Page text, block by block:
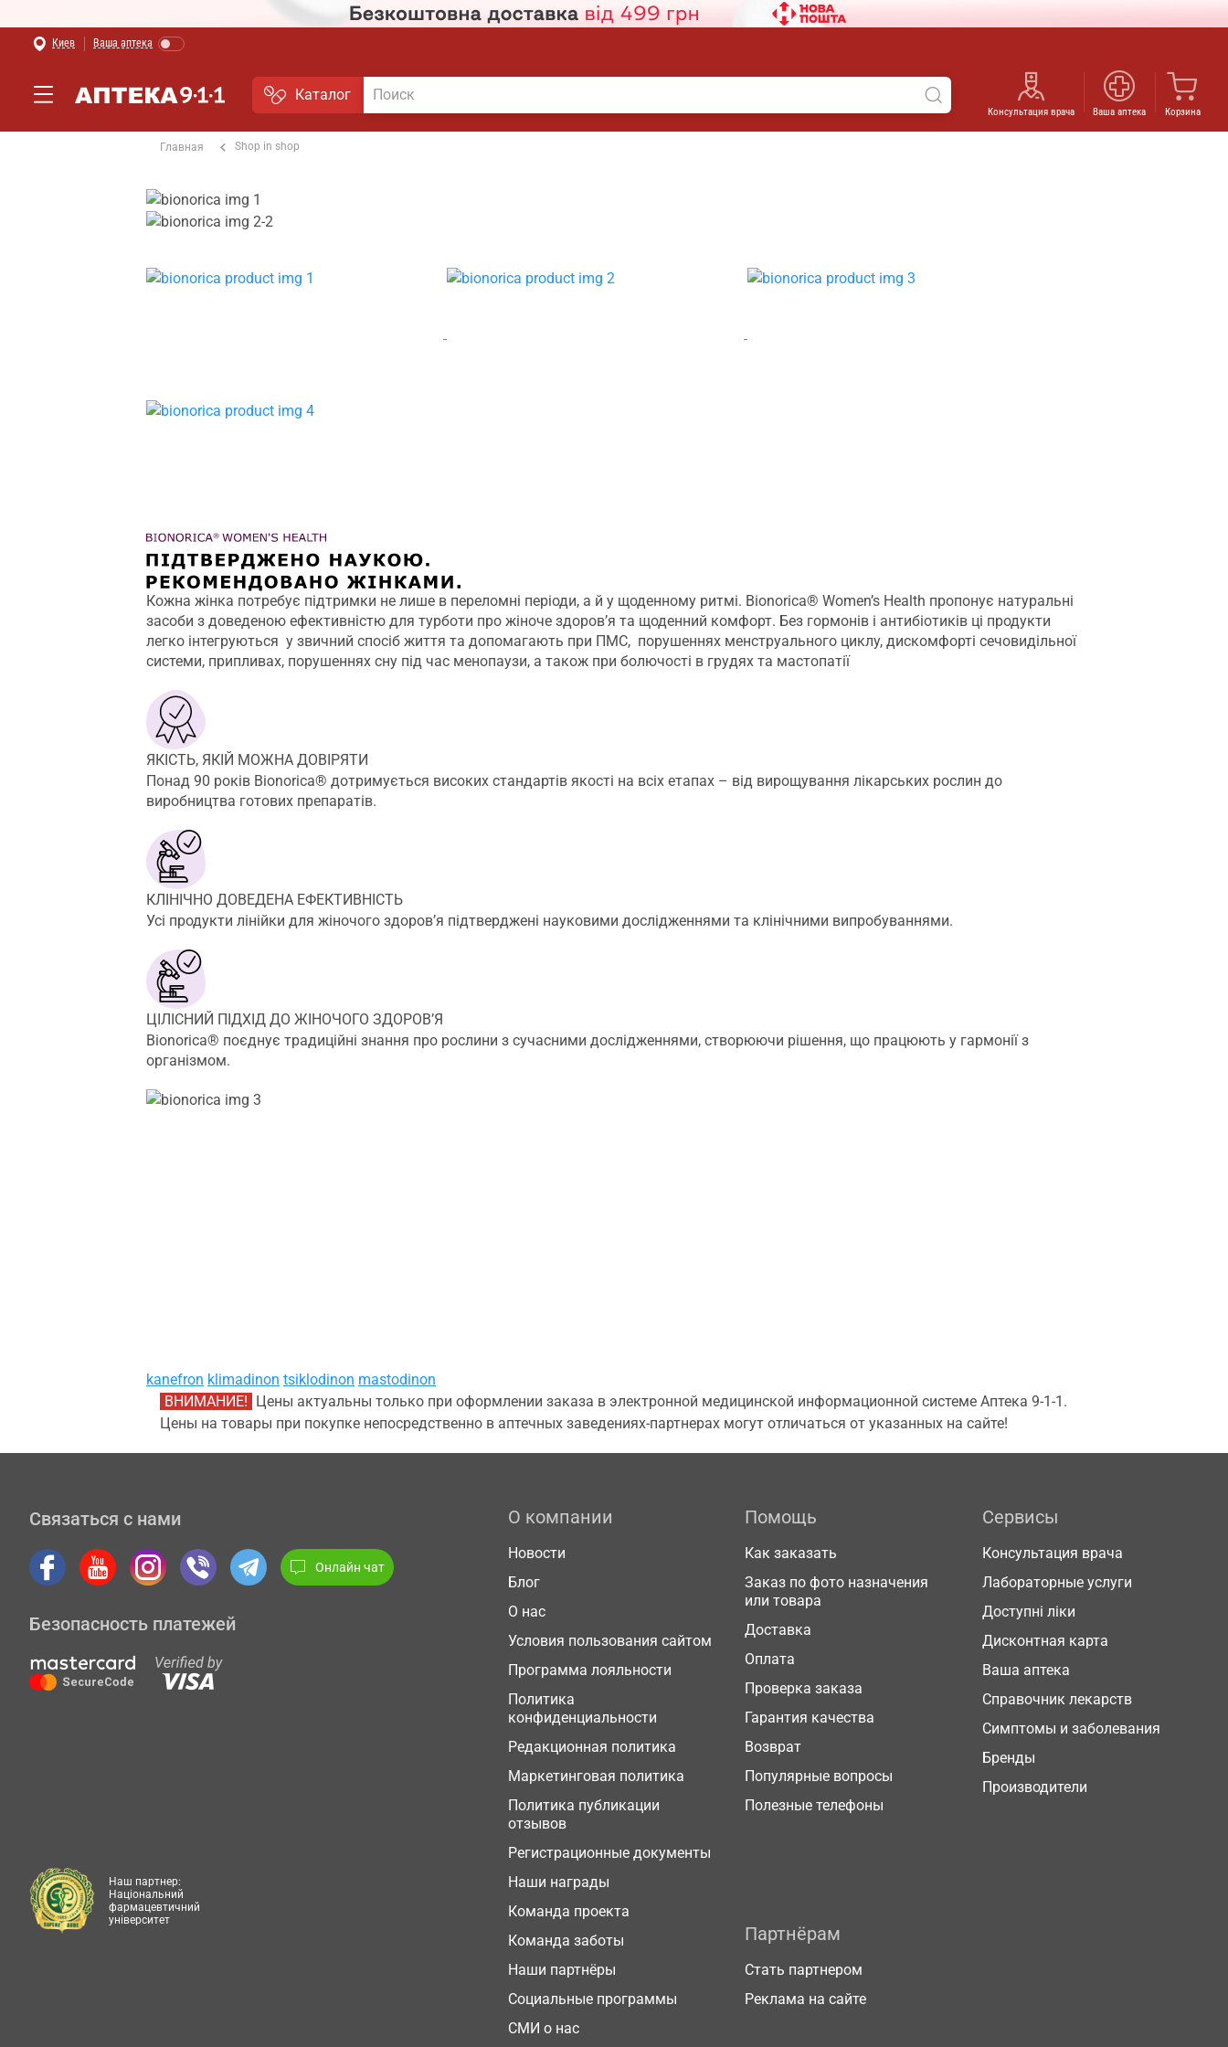
Киев Ваша аптека
Каталог
Консультация врача Ваша аптека Корзина
Главная Shop in shop
Кожна жінка потребує підтримки не лише в переломні періоди, а й у щоденному ритмі. Bionorica® Women’s Health пропонує натуральні
засоби з доведеною ефективністю для турботи про жіноче здоров’я та щоденний комфорт. Без гормонів і антибіотиків ці продукти
легко інтегруються у звичний спосіб життя та допомагають при ПМС, порушеннях менструального циклу, дискомфорті сечовидільної
системи, припливах, порушеннях сну під час менопаузи, а також при болючості в грудях та мастопатії
ЯКІСТЬ, ЯКІЙ МОЖНА ДОВІРЯТИ
Понад 90 років Bionorica® дотримується високих стандартів якості на всіх етапах – від вирощування лікарських рослин до
виробництва готових препаратів.
КЛІНІЧНО ДОВЕДЕНА ЕФЕКТИВНІСТЬ
Усі продукти лінійки для жіночого здоров’я підтверджені науковими дослідженнями та клінічними випробуваннями.
ЦІЛІСНИЙ ПІДХІД ДО ЖІНОЧОГО ЗДОРОВ’Я
Bionorica® поєднує традиційні знання про рослини з сучасними дослідженнями, створюючи рішення, що працюють у гармонії з
організмом.
kanefron klimadinon tsiklodinon mastodinon
ВНИМАНИЕ! Цены актуальны только при оформлении заказа в электронной медицинской информационной системе Аптека 9-1-1.
Цены на товары при покупке непосредственно в аптечных заведениях-партнерах могут отличаться от указанных на сайте!
Связаться с нами
Онлайн чат
Безопасность платежей
О компании
Новости
Блог
О нас
Условия пользования сайтом
Программа лояльности
Политика
конфиденциальности
Редакционная политика
Маркетинговая политика
Политика публикации
отзывов
Регистрационные документы
Наши награды
Команда проекта
Команда заботы
Наши партнёры
Социальные программы
СМИ о нас
Помощь
Как заказать
Заказ по фото назначения
или товара
Доставка
Оплата
Проверка заказа
Гарантия качества
Возврат
Популярные вопросы
Полезные телефоны
Сервисы
Консультация врача
Лабораторные услуги
Доступні ліки
Дисконтная карта
Ваша аптека
Справочник лекарств
Симптомы и заболевания
Бренды
Производители
Партнёрам
Стать партнером
Реклама на сайте
Наш партнер:
Національний
фармацевтичний
університет